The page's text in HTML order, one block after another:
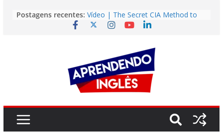
para
Postagens recentes: Vídeo | The Secret CIA Method to
Learn Any Language in 11 Days
Vídeo | Do imaginary friends make
you smarter?
Story | Brasília: The City That Rose
from the Wilderness
Easy English Song | Somewhere
Over the Rainbow (Israel